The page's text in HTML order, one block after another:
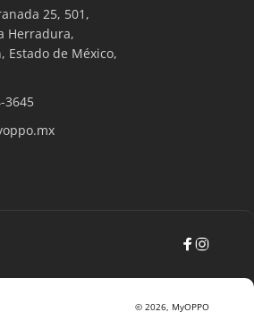
25, 501,
Herradura,
Estado de México,
3645
Facebook
© 2026, MyOPPO